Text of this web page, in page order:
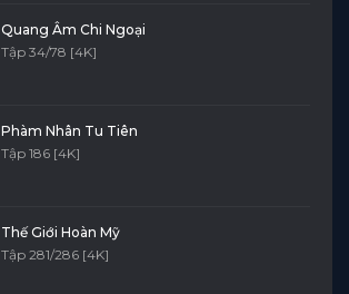
Quang Âm Chi Ngoại
Tập 34/78 [4K]
Phàm Nhân Tu Tiên
Tập 186 [4K]
Thế Giới Hoàn Mỹ
Tập 281/286 [4K]